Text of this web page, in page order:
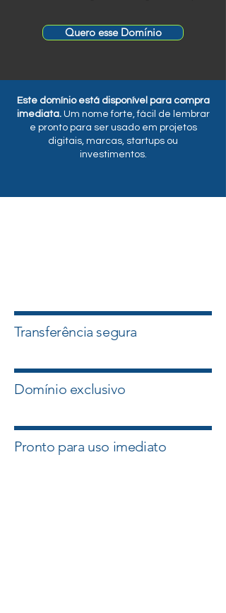
Quero esse Domínio
Este domínio está disponível para compra
imediata. Um nome forte, fácil de lembrar
e pronto para ser usado em projetos
digitais, marcas, startups ou
investimentos.
Transferência segura
Domínio exclusivo
Pronto para uso imediato